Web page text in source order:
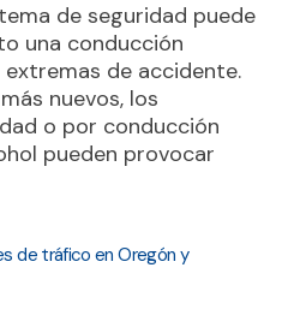
de seguridad puede
una conducción
de accidente.
nuevos, los
o por conducción
pueden provocar
de tráfico en Oregón y